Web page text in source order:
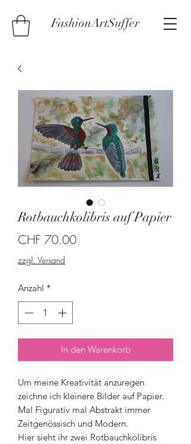
FashionArtSuffer
Rotbauchkolibris auf Papier
CHF 70.00Preis
zzgl. Versand
Anzahl *
In den Warenkorb
Um meine Kreativität anzuregen
zeichne ich kleinere Bilder auf Papier.
Mal Figurativ mal Abstrakt immer
Zeitgenössisch und Modern.
Hier sieht ihr zwei Rotbauchkolibris.